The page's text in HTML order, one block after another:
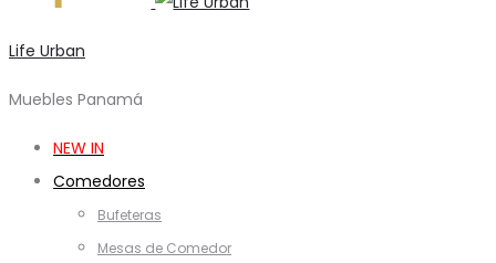
Life Urban
Muebles Panamá
NEW IN
Comedores
Bufeteras
Mesas de Comedor